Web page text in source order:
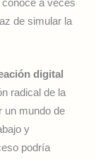
a veces
de simular la
digital
radical de la
un mundo de
y
podría